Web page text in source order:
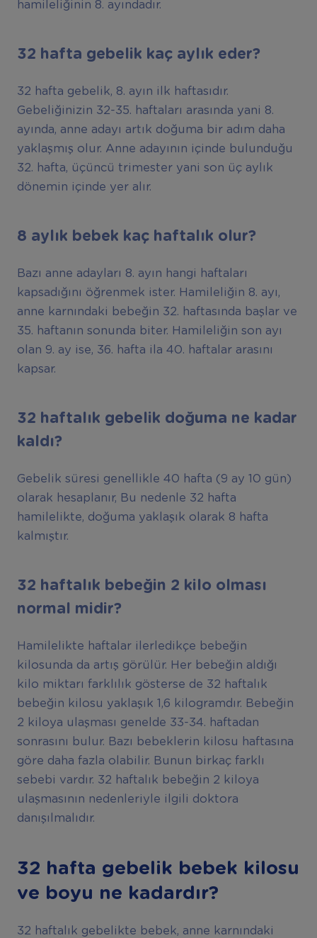
hamileliğinin 8. ayındadır.
32 hafta gebelik kaç aylık eder?
32 hafta gebelik, 8. ayın ilk haftasıdır.
Gebeliğinizin 32-35. haftaları arasında yani 8.
ayında, anne adayı artık doğuma bir adım daha
yaklaşmış olur. Anne adayının içinde bulunduğu
32. hafta, üçüncü trimester yani son üç aylık
dönemin içinde yer alır.
8 aylık bebek kaç haftalık olur?
Bazı anne adayları 8. ayın hangi haftaları
kapsadığını öğrenmek ister. Hamileliğin 8. ayı,
anne karnındaki bebeğin 32. haftasında başlar ve
35. haftanın sonunda biter. Hamileliğin son ayı
olan 9. ay ise, 36. hafta ila 40. haftalar arasını
kapsar.
32 haftalık gebelik doğuma ne kadar
kaldı?
Gebelik süresi genellikle 40 hafta (9 ay 10 gün)
olarak hesaplanır, Bu nedenle 32 hafta
hamilelikte, doğuma yaklaşık olarak 8 hafta
kalmıştır.
32 haftalık bebeğin 2 kilo olması
normal midir?
Hamilelikte haftalar ilerledikçe bebeğin
kilosunda da artış görülür. Her bebeğin aldığı
kilo miktarı farklılık gösterse de 32 haftalık
bebeğin kilosu yaklaşık 1,6 kilogramdır. Bebeğin
2 kiloya ulaşması genelde 33-34. haftadan
sonrasını bulur. Bazı bebeklerin kilosu haftasına
göre daha fazla olabilir. Bunun birkaç farklı
sebebi vardır. 32 haftalık bebeğin 2 kiloya
ulaşmasının nedenleriyle ilgili doktora
danışılmalıdır.
32 hafta gebelik bebek kilosu
ve boyu ne kadardır?
32 haftalık gebelikte bebek, anne karnındaki